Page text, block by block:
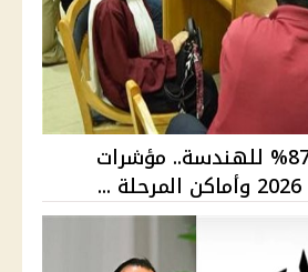
92.8% للطب و87.9% للهندسة.. مؤشرات